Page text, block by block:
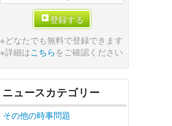
登録する
※どなたでも無料で登録できます
※詳細はこちらをご確認ください
ニュースカテゴリー
その他の時事問題